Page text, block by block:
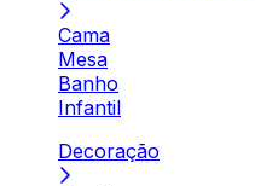
Cama
Mesa
Banho
Infantil
Decoração